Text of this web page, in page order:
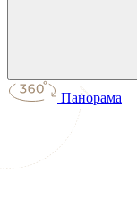
Панорама